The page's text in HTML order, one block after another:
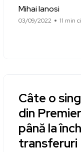
Mihai Ianosi
03/09/2022 11 min
Câte o
din
până la
transferuri